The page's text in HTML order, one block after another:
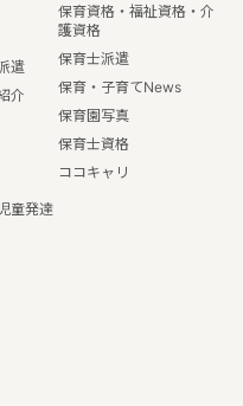
遣
介
童発達
保育資格・福祉資格・介
護資格
保育士派遣
保育・子育てNews
保育園写真
保育士資格
ココキャリ